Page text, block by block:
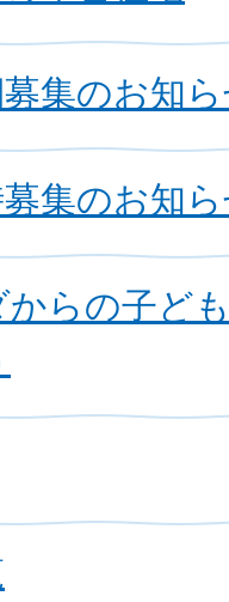
集のお知
集のお知
らの子ど